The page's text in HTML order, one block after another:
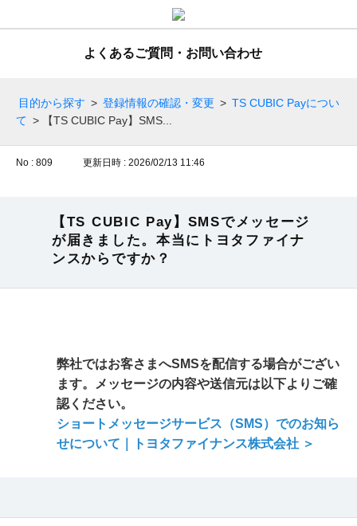
よくあるご質問・お問い合わせ
目的から探す > 登録情報の確認・変更 > TS CUBIC Payについ
て > 【TS CUBIC Pay】SMS...
No : 809 更新日時 : 2026/02/13 11:46
【TS CUBIC Pay】SMSでメッセージ
が届きました。本当にトヨタファイナ
ンスからですか？
弊社ではお客さまへSMSを配信する場合がござい
ます。メッセージの内容や送信元は以下よりご確
認ください。
ショートメッセージサービス（SMS）でのお知ら
せについて｜トヨタファイナンス株式会社 ＞